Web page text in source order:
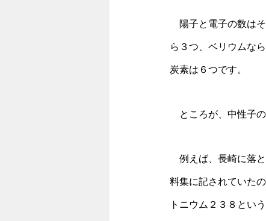
陽子と電子の数は
ら３つ、ベリウムな
炭素は６つです。
ところが、中性子の
例えば、長崎に落
料集に記されていた
トニウム２３８とい